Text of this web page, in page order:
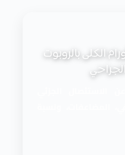
الكلى بالروبوت
الجراحي